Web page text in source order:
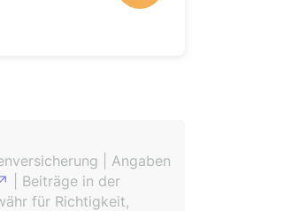
| Angaben
| Beiträge in der
für Richtigkeit,